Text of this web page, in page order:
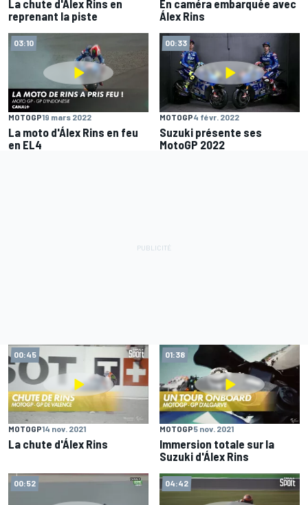
La chute d'Álex Rins en
reprenant la piste
En caméra embarquée avec
Álex Rins
03:10
MOTOGP19 mars 2022
La moto d'Álex Rins en feu
en EL4
00:33
MOTOGP4 févr. 2022
Suzuki présente ses
MotoGP 2022
00:45
MOTOGP14 nov. 2021
La chute d'Álex Rins
01:38
MOTOGP5 nov. 2021
Immersion totale sur la
Suzuki d'Álex Rins
00:52 04:42